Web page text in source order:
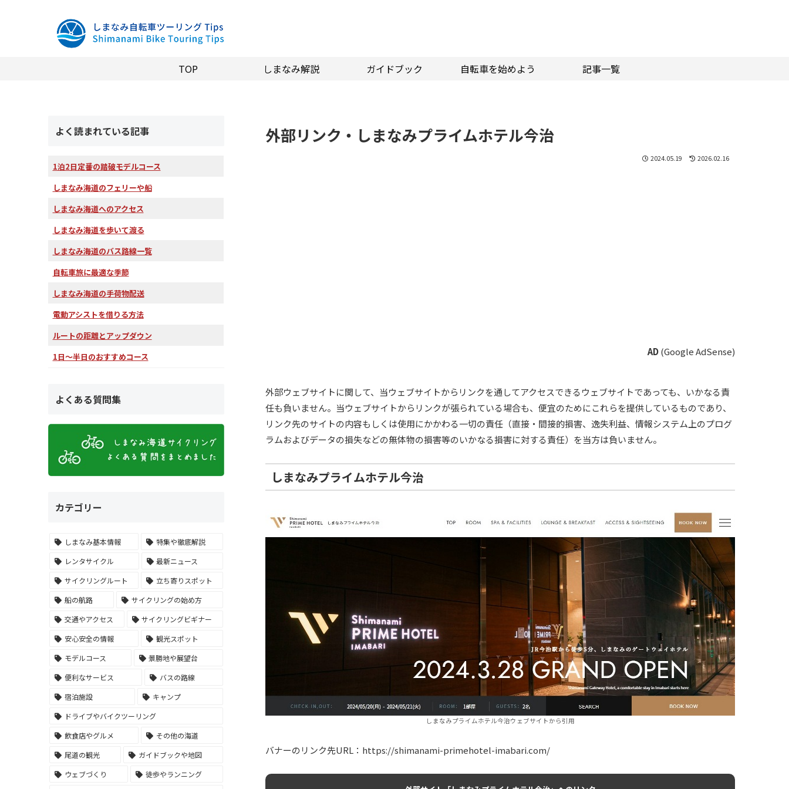
TOP しまなみ解説 ガイドブック 自転車を始めよう 記事一覧
外部リンク・しまなみプライムホテル今治
2024.05.19 2026.02.16
AD(Google AdSense)
外部ウェブサイトに関して、当ウェブサイトからリンクを通してアクセスできるウェブサイトであっても、いかなる責
任も負いません。当ウェブサイトからリンクが張られている場合も、便宜のためにこれらを提供しているものであり、
リンク先のサイトの内容もしくは使用にかかわる一切の責任（直接・間接的損害、逸失利益、情報システム上のプログ
ラムおよびデータの損失などの無体物の損害等のいかなる損害に対する責任）を当方は負いません。
しまなみプライムホテル今治
しまなみプライムホテル今治ウェブサイトから引用
バナーのリンク先URL：https://shimanami-primehotel-imabari.com/
よく読まれている記事
1泊2日定番の踏破モデルコース
しまなみ海道のフェリーや船
しまなみ海道へのアクセス
しまなみ海道を歩いて渡る
しまなみ海道のバス路線一覧
自転車旅に最適な季節
しまなみ海道の手荷物配送
電動アシストを借りる方法
ルートの距離とアップダウン
1日～半日のおすすめコース
よくある質問集
カテゴリー
しまなみ基本情報
特集や徹底解説
レンタサイクル
最新ニュース
サイクリングルート
立ち寄りスポット
船の航路
サイクリングの始め方
交通やアクセス
サイクリングビギナー
安心安全の情報
観光スポット
モデルコース
景勝地や展望台
便利なサービス
バスの路線
宿泊施設
キャンプ
ドライブやバイクツーリング
飲食店やグルメ
その他の海道
尾道の観光
ガイドブックや地図
ウェブづくり
徒歩やランニング